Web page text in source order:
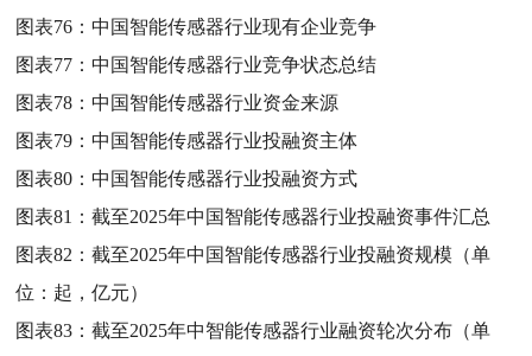
图表76：中国智能传感器行业现有企业竞争
图表77：中国智能传感器行业竞争状态总结
图表78：中国智能传感器行业资金来源
图表79：中国智能传感器行业投融资主体
图表80：中国智能传感器行业投融资方式
图表81：截至2025年中国智能传感器行业投融资事件汇总
图表82：截至2025年中国智能传感器行业投融资规模（单
位：起，亿元）
图表83：截至2025年中智能传感器行业融资轮次分布（单